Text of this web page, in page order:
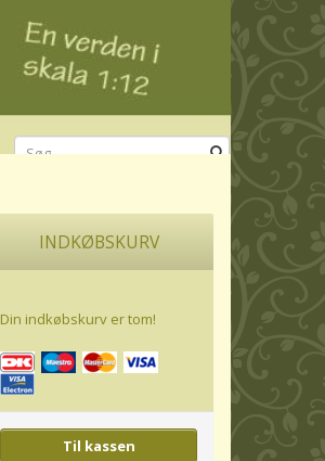
INDKØBSKURV
Din indkøbskurv er tom!
Til kassen